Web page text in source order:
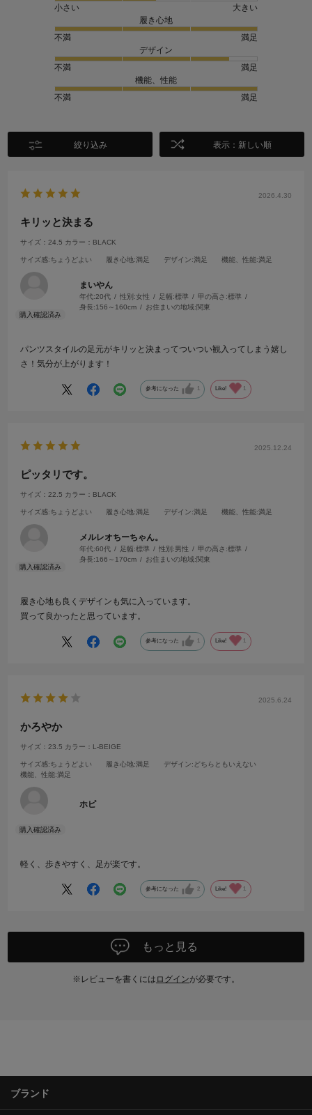
小さい
大きい
履き心地
不満
満足
デザイン
不満
満足
機能、性能
不満
満足
絞り込み 表示：新しい順
2026.4.30
キリッと決まる
サイズ：24.5 カラー：BLACK
サイズ感:ちょうどよい 履き心地:満足 デザイン:満足 機能、性能:満足
まいやん
年代:20代 性別:女性 足幅:標準 甲の高さ:標準
身長:156～160cm お住まいの地域:関東
パンツスタイルの足元がキリッと決まってついつい観入ってしまう嬉し
さ！気分が上がります！
参考になった 1 Like! 1
2025.12.24
ピッタリです。
サイズ：22.5 カラー：BLACK
サイズ感:ちょうどよい 履き心地:満足 デザイン:満足 機能、性能:満足
メルレオちーちゃん。
年代:60代 足幅:標準 性別:男性 甲の高さ:標準
身長:166～170cm お住まいの地域:関東
履き心地も良くデザインも気に入っています。
買って良かったと思っています。
参考になった 1 Like! 1
2025.6.24
かろやか
サイズ：23.5 カラー：L-BEIGE
サイズ感:ちょうどよい 履き心地:満足 デザイン:どちらともいえない
機能、性能:満足
ホピ
軽く、歩きやすく、足が楽です。
参考になった 2 Like! 1
もっと見る
※レビューを書くには ログインが必要です。
ブランド